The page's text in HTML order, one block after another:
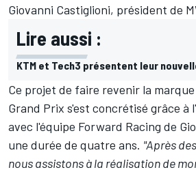
Giovanni Castiglioni, président de
Lire aussi :
KTM et Tech3 présentent leur
Ce projet de faire revenir la
Grand Prix s'est concrétisé grâce à
avec l'équipe Forward Racing de
une durée de quatre ans. "Après
nous assistons à la réalisation de